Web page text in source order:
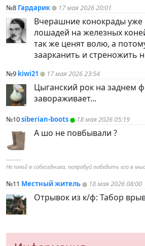
№8 Гардарик 17 мая 2026 20:01
Вчерашние конокрады уже
лошадей на железных
так же ценят волю, а
заарканить и стреножить
№9 kiwi21 17 мая 2026 23:54
Цыганский рок на заднем
завораживает...
№10siberian-boots 18 мая 2026 05:19
А шо не повбывали ?
----------
Не плюй в собеседника, попробуй победить его в
№11 Местный житель 18 мая 2026 08:00
Отрывок из к/ф: Табор